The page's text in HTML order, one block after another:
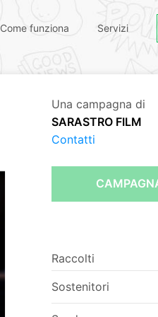
Come funziona Servizi
Una campagna di
SARASTRO FILM
Contatti
Raccolti
Sostenitori